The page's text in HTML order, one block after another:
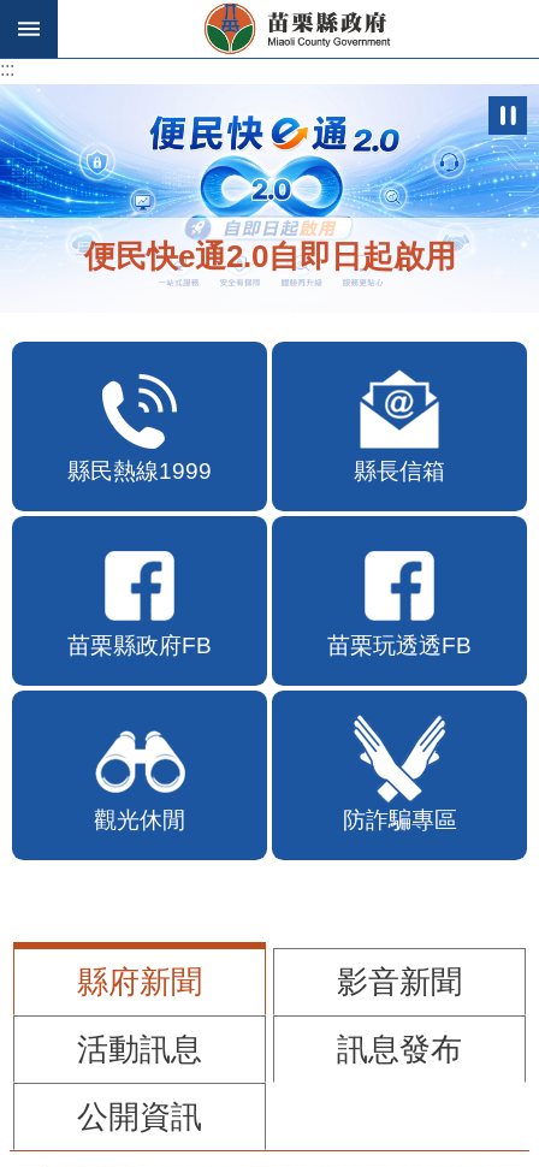
跳到主要內容區塊
:::
:::
便民快e通2.0自即日起啟用
縣民熱線1999 縣長信箱
苗栗縣政府FB 苗栗玩透透FB
觀光休閒 防詐騙專區
縣府新聞
影音新聞
活動訊息
訊息發布
公開資訊